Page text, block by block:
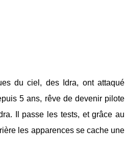
du ciel, des Idra, ont attaqué
5 ans, rêve de devenir pilote
Il passe les tests, et grâce au
les apparences se cache une